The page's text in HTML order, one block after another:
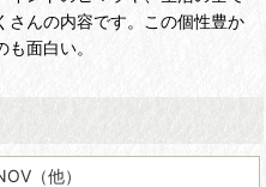
さんの内容です。この個性豊か
面白い。
（他）